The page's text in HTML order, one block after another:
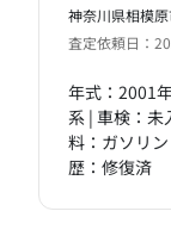
神奈川県相模
査定依頼日：
年式：2001
系 | 車検：未
料：ガソリ
歴：修復済